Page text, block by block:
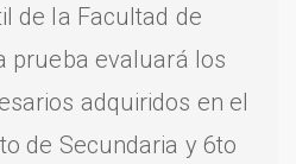
de la Facultad de
prueba evaluará los
adquiridos en el
de Secundaria y 6to